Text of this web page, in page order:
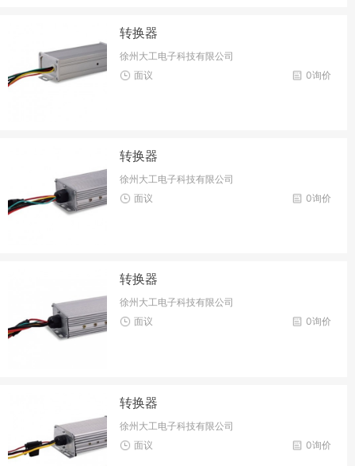
转换器
徐州大工电子科技有限公司
0询价
面议
转换器
徐州大工电子科技有限公司
0询价
面议
转换器
徐州大工电子科技有限公司
0询价
面议
转换器
徐州大工电子科技有限公司
0询价
面议